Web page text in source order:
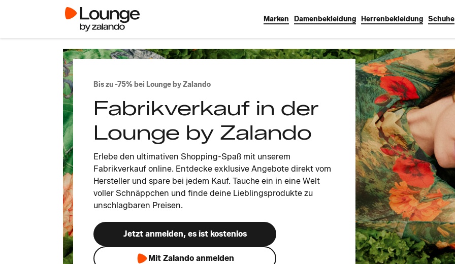
Marken Damenbekleidung Herrenbekleidung Schuhe
Bis zu -75% bei Lounge by Zalando
Fabrikverkauf in der
Lounge by Zalando
Erlebe den ultimativen Shopping-Spaß mit unserem
Fabrikverkauf online. Entdecke exklusive Angebote direkt vom
Hersteller und spare bei jedem Kauf. Tauche ein in eine Welt
voller Schnäppchen und finde deine Lieblingsprodukte zu
unschlagbaren Preisen.
Jetzt anmelden, es ist kostenlos
Mit Zalando anmelden